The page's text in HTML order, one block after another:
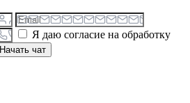
Я даю согласие на обработку
Начать чат